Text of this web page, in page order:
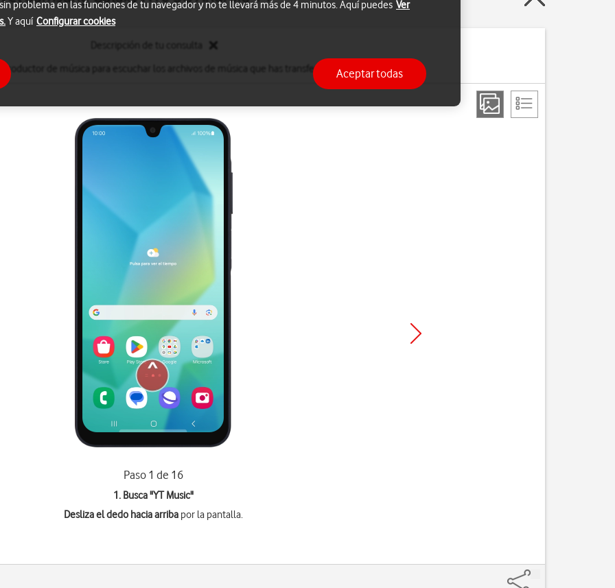
de música para escuchar los archivos de música que has transferido a tu teléfono.
Paso 1 de 16
1. Busca "YT Music"
Desliza el dedo hacia arriba por la pantalla.
problema en las funciones de tu navegador y no te llevará más de 4 minutos. Aquí puedes Ver
Y aquí Configurar cookies
Aceptar todas